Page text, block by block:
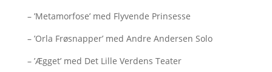
– ’Metamorfose’ med Flyvende Prinsesse
– ’Orla Frøsnapper’ med Andre Andersen Solo
– ’Ægget’ med Det Lille Verdens Teater